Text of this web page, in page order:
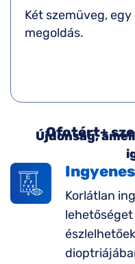
Két szemüveg,
megoldás.
Ofotért+
Újdonság,
Korlátlan